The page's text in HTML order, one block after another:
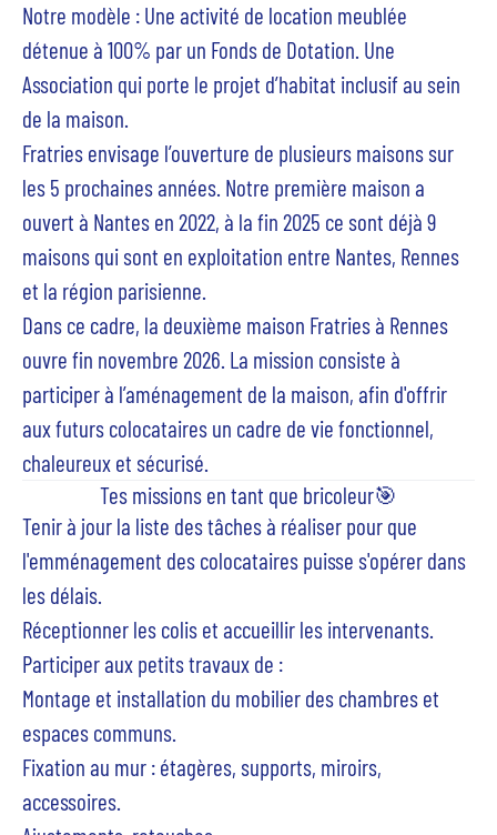
Notre modèle : Une activité de location meublée
détenue à 100% par un Fonds de Dotation. Une
Association qui porte le projet d’habitat inclusif au sein
de la maison.
Fratries envisage l’ouverture de plusieurs maisons sur
les 5 prochaines années. Notre première maison a
ouvert à Nantes en 2022, à la fin 2025 ce sont déjà 9
maisons qui sont en exploitation entre Nantes, Rennes
et la région parisienne.
Dans ce cadre, la deuxième maison Fratries à Rennes
ouvre fin novembre 2026. La mission consiste à
participer à l’aménagement de la maison, afin d'offrir
aux futurs colocataires un cadre de vie fonctionnel,
chaleureux et sécurisé.
Tes missions en tant que bricoleur🎯
Tenir à jour la liste des tâches à réaliser pour que
l'emménagement des colocataires puisse s'opérer dans
les délais.
Réceptionner les colis et accueillir les intervenants.
Participer aux petits travaux de :
Montage et installation du mobilier des chambres et
espaces communs.
Fixation au mur : étagères, supports, miroirs,
accessoires.